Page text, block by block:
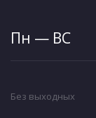
Пн — ВС
Без выходных